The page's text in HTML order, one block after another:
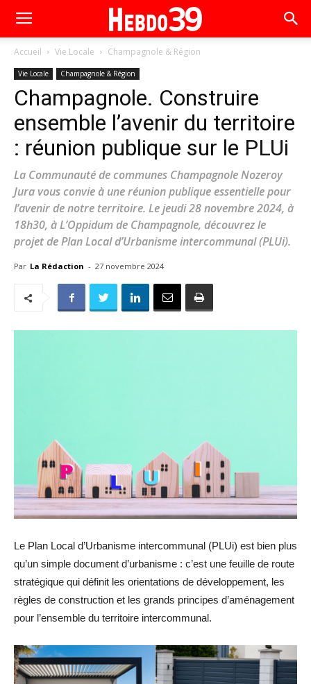
Accueil Vie Locale Champagnole & Région
Vie Locale Champagnole & Région
Champagnole. Construire
ensemble l’avenir du territoire
: réunion publique sur le PLUi
La Communauté de communes Champagnole Nozeroy
Jura vous convie à une réunion publique essentielle pour
l’avenir de notre territoire. Le jeudi 28 novembre 2024, à
18h30, à L’Oppidum de Champagnole, découvrez le
projet de Plan Local d’Urbanisme intercommunal (PLUi).
Par La Rédaction - 27 novembre 2024
Le Plan Local d’Urbanisme intercommunal (PLUi) est bien plus
qu’un simple document d’urbanisme : c’est une feuille de route
stratégique qui définit les orientations de développement, les
règles de construction et les grands principes d’aménagement
pour l’ensemble du territoire intercommunal.